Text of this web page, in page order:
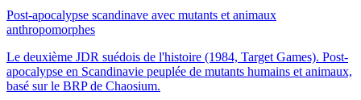
Post-apocalypse scandinave avec mutants et animaux
anthropomorphes
Le deuxième JDR suédois de l'histoire (1984, Target Games). Post-
apocalypse en Scandinavie peuplée de mutants humains et animaux,
basé sur le BRP de Chaosium.